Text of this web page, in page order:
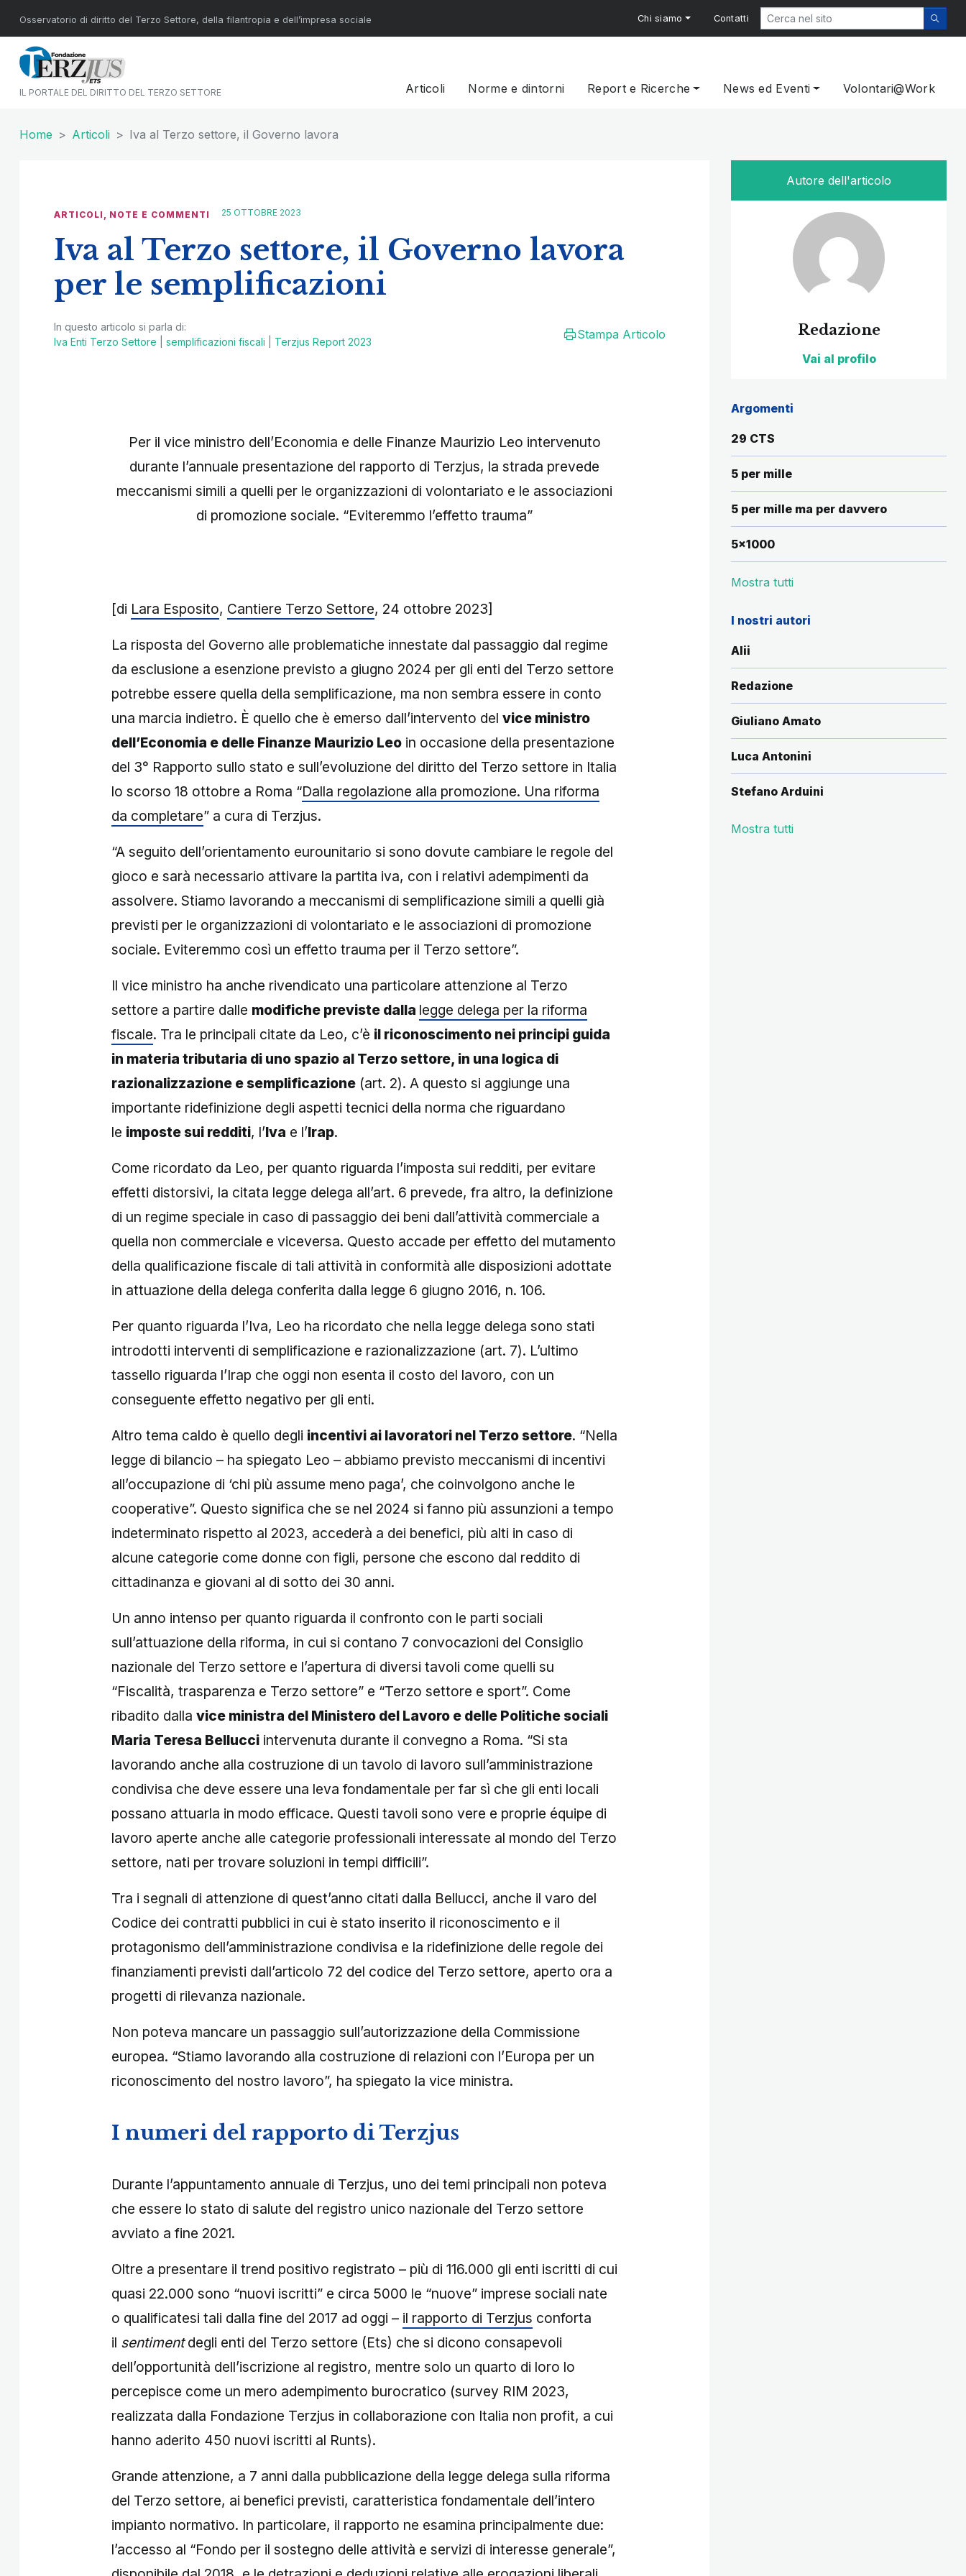
Osservatorio di diritto del Terzo Settore, della filantropia e dell’impresa sociale Chi siamo Contatti
IL PORTALE DEL DIRITTO DEL TERZO SETTORE Articoli Norme e dintorni Report e Ricerche News ed Eventi Volontari@Work
Home Articoli Iva al Terzo settore, il Governo lavora per le semplificazioni
ARTICOLI , NOTE E COMMENTI 25 OTTOBRE 2023
Iva al Terzo settore, il Governo lavora
per le semplificazioni
In questo articolo si parla di:
Iva Enti Terzo Settore
semplificazioni fiscali Terzjus Report 2023
Stampa Articolo
Per il vice ministro dell’Economia e delle Finanze Maurizio Leo intervenuto
durante l’annuale presentazione del rapporto di Terzjus, la strada prevede
meccanismi simili a quelli per le organizzazioni di volontariato e le associazioni
di promozione sociale. “Eviteremmo l’effetto trauma”
[di Lara Esposito, Cantiere Terzo Settore, 24 ottobre 2023]
La risposta del Governo alle problematiche innestate dal passaggio dal regime
da esclusione a esenzione previsto a giugno 2024 per gli enti del Terzo settore
potrebbe essere quella della semplificazione, ma non sembra essere in conto
una marcia indietro. È quello che è emerso dall’intervento del vice ministro
dell’Economia e delle Finanze Maurizio Leo in occasione della presentazione
del 3° Rapporto sullo stato e sull’evoluzione del diritto del Terzo settore in Italia
lo scorso 18 ottobre a Roma “Dalla regolazione alla promozione. Una riforma
da completare” a cura di Terzjus.
“A seguito dell’orientamento eurounitario si sono dovute cambiare le regole del
gioco e sarà necessario attivare la partita iva, con i relativi adempimenti da
assolvere. Stiamo lavorando a meccanismi di semplificazione simili a quelli già
previsti per le organizzazioni di volontariato e le associazioni di promozione
sociale. Eviteremmo così un effetto trauma per il Terzo settore”.
Il vice ministro ha anche rivendicato una particolare attenzione al Terzo
settore a partire dalle modifiche previste dalla legge delega per la riforma
fiscale. Tra le principali citate da Leo, c’è il riconoscimento nei principi guida
in materia tributaria di uno spazio al Terzo settore, in una logica di
razionalizzazione e semplificazione (art. 2). A questo si aggiunge una
importante ridefinizione degli aspetti tecnici della norma che riguardano
le imposte sui redditi, l’Iva e l’Irap.
Come ricordato da Leo, per quanto riguarda l’imposta sui redditi, per evitare
effetti distorsivi, la citata legge delega all’art. 6 prevede, fra altro, la definizione
di un regime speciale in caso di passaggio dei beni dall’attività commerciale a
quella non commerciale e viceversa. Questo accade per effetto del mutamento
della qualificazione fiscale di tali attività in conformità alle disposizioni adottate
in attuazione della delega conferita dalla legge 6 giugno 2016, n. 106.
Per quanto riguarda l’Iva, Leo ha ricordato che nella legge delega sono stati
introdotti interventi di semplificazione e razionalizzazione (art. 7). L’ultimo
tassello riguarda l’Irap che oggi non esenta il costo del lavoro, con un
conseguente effetto negativo per gli enti.
Altro tema caldo è quello degli incentivi ai lavoratori nel Terzo settore. “Nella
legge di bilancio – ha spiegato Leo – abbiamo previsto meccanismi di incentivi
all’occupazione di ‘chi più assume meno paga’, che coinvolgono anche le
cooperative”. Questo significa che se nel 2024 si fanno più assunzioni a tempo
indeterminato rispetto al 2023, accederà a dei benefici, più alti in caso di
alcune categorie come donne con figli, persone che escono dal reddito di
cittadinanza e giovani al di sotto dei 30 anni.
Un anno intenso per quanto riguarda il confronto con le parti sociali
sull’attuazione della riforma, in cui si contano 7 convocazioni del Consiglio
nazionale del Terzo settore e l’apertura di diversi tavoli come quelli su
“Fiscalità, trasparenza e Terzo settore” e “Terzo settore e sport”. Come
ribadito dalla vice ministra del Ministero del Lavoro e delle Politiche sociali
Maria Teresa Bellucci intervenuta durante il convegno a Roma. “Si sta
lavorando anche alla costruzione di un tavolo di lavoro sull’amministrazione
condivisa che deve essere una leva fondamentale per far sì che gli enti locali
possano attuarla in modo efficace. Questi tavoli sono vere e proprie équipe di
lavoro aperte anche alle categorie professionali interessate al mondo del Terzo
settore, nati per trovare soluzioni in tempi difficili”.
Tra i segnali di attenzione di quest’anno citati dalla Bellucci, anche il varo del
Codice dei contratti pubblici in cui è stato inserito il riconoscimento e il
protagonismo dell’amministrazione condivisa e la ridefinizione delle regole dei
finanziamenti previsti dall’articolo 72 del codice del Terzo settore, aperto ora a
progetti di rilevanza nazionale.
Non poteva mancare un passaggio sull’autorizzazione della Commissione
europea. “Stiamo lavorando alla costruzione di relazioni con l’Europa per un
riconoscimento del nostro lavoro”, ha spiegato la vice ministra.
I numeri del rapporto di Terzjus
Durante l’appuntamento annuale di Terzjus, uno dei temi principali non poteva
che essere lo stato di salute del registro unico nazionale del Terzo settore
avviato a fine 2021.
Oltre a presentare il trend positivo registrato – più di 116.000 gli enti iscritti di cui
quasi 22.000 sono “nuovi iscritti” e circa 5000 le “nuove” imprese sociali nate
o qualificatesi tali dalla fine del 2017 ad oggi – il rapporto di Terzjus conforta
il sentimentdegli enti del Terzo settore (Ets) che si dicono consapevoli
dell’opportunità dell’iscrizione al registro, mentre solo un quarto di loro lo
percepisce come un mero adempimento burocratico (survey RIM 2023,
realizzata dalla Fondazione Terzjus in collaborazione con Italia non profit, a cui
hanno aderito 450 nuovi iscritti al Runts).
Grande attenzione, a 7 anni dalla pubblicazione della legge delega sulla riforma
del Terzo settore, ai benefici previsti, caratteristica fondamentale dell’intero
impianto normativo. In particolare, il rapporto ne esamina principalmente due:
l’accesso al “Fondo per il sostegno delle attività e servizi di interesse generale”,
Autore dell'articolo
Redazione
Vai al profilo
Argomenti
29 CTS
5 per mille
5 per mille ma per davvero
5x1000
Mostra tutti
I nostri autori
Alii
Redazione
Giuliano Amato
Luca Antonini
Stefano Arduini
Mostra tutti